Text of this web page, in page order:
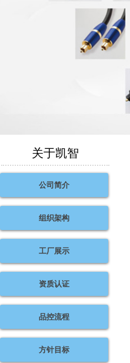
关于凯智
公司简介
组织架构
工厂展示
资质认证
品控流程
方针目标